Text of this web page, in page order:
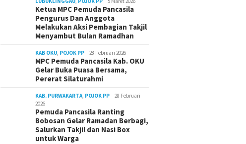
Ketua MPC Pemuda Pancasila
Pengurus Dan Anggota
Melakukan Aksi Pembagian Takjil
Menyambut Bulan Ramadhan
KAB OKU, POJOK PP 28 Februari 2026
MPC Pemuda Pancasila Kab. OKU
Gelar Buka Puasa Bersama,
Pererat Silaturahmi
KAB. PURWAKARTA, POJOK PP
28 Februari
2026
Pemuda Pancasila Ranting
Bobosan Gelar Ramadan Berbagi,
Salurkan Takjil dan Nasi Box
untuk Warga